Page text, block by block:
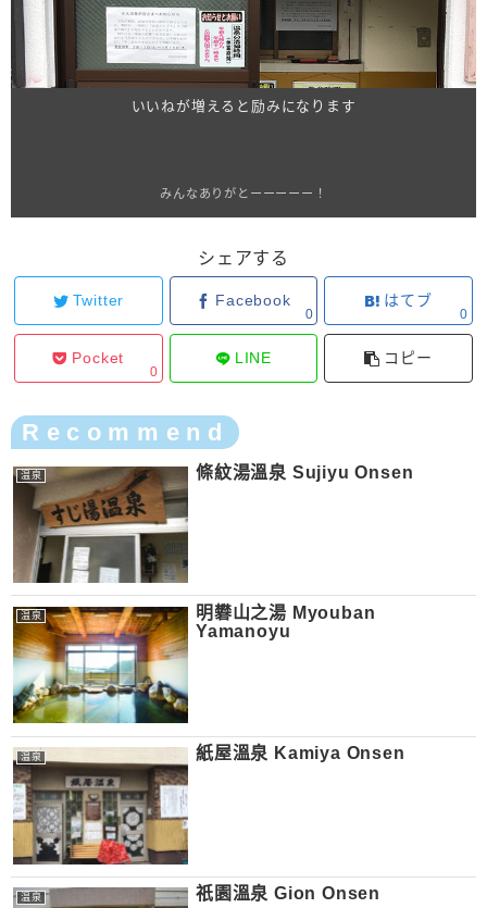
いいねが増えると励みになります
みんなありがとーーーーー！
シェアする
Twitter Facebook
0
はてブ
0
Pocket
0
LINE コピー
Recommend
温泉 條紋湯溫泉 Sujiyu Onsen
温泉
明礬山之湯 Myouban
Yamanoyu
温泉 紙屋溫泉 Kamiya Onsen
温泉 祇園溫泉 Gion Onsen